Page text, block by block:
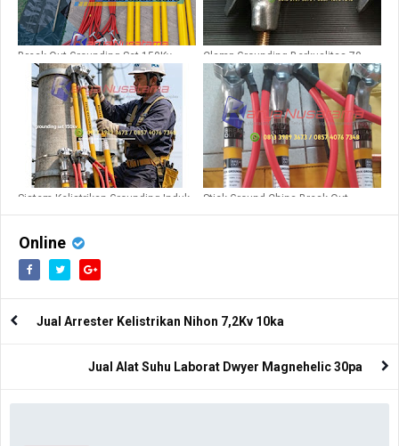
Break Out Grounding Set 150Kv
Kabel 50mm
Clamp Grounding Berkualitas 70 –
150 MM
Sistem Kelistrikan Grounding Induk
Stick Ground China Break Out
Online
Jual Arrester Kelistrikan Nihon 7,2Kv 10ka
Jual Alat Suhu Laborat Dwyer Magnehelic 30pa